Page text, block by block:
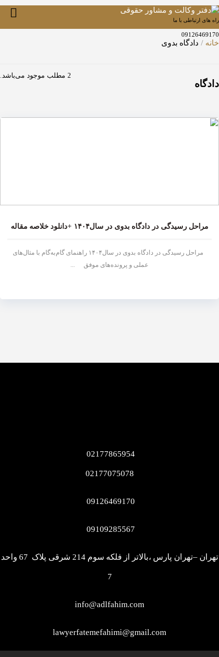
راه های ارتباطی با ما
09126469170
خانه دادگاه بدوی
دادگاه
2 مطلب موجود می‌باشد.
مراحل رسیدگی در دادگاه بدوی در سال۱۴۰۴ +دانلود خلاصه مقاله
مراحل رسیدگی در دادگاه بدوی در سال۱۴۰۴ راهنمای گام‌به‌گام با مثال‌های
عملی و پرونده‌های موفق ...
02177865954
02177075078
09126469170
09109285567
تهران –تهران پارس ،بالاتر از فلکه سوم 214 شرقی پلاک 67 واحد
7
info@adlfahim.com
lawyerfatemefahimi@gmail.com